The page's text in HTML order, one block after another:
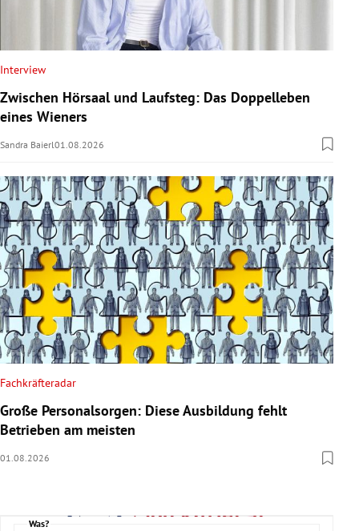
Interview
Zwischen Hörsaal und Laufsteg: Das Doppelleben
eines Wieners
Sandra Baierl01.08.2026
Fachkräfteradar
Große Personalsorgen: Diese Ausbildung fehlt
Betrieben am meisten
01.08.2026
Was?